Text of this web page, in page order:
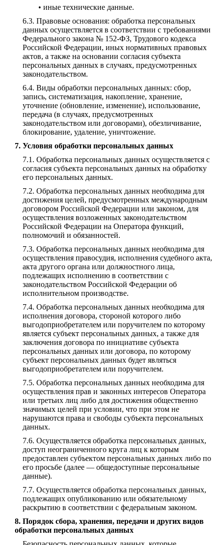
• иные технические данные.
Правовые основания: обработка персональных
данных осуществляется в соответствии с требованиями
Федерального закона № 152-ФЗ, Трудового кодекса
Российской Федерации, иных нормативных правовых
актов, а также на основании согласия субъекта
персональных данных в случаях, предусмотренных
законодательством.
Виды обработки персональных данных: сбор,
запись, систематизация, накопление, хранение,
уточнение (обновление, изменение), использование,
передача (в случаях, предусмотренных
законодательством или договорами), обезличивание,
блокирование, удаление, уничтожение.
Условия обработки персональных данных
Обработка персональных данных осуществляется с
согласия субъекта персональных данных на обработку
его персональных данных.
Обработка персональных данных необходима для
достижения целей, предусмотренных международным
договором Российской Федерации или законом, для
осуществления возложенных законодательством
Российской Федерации на Оператора функций,
полномочий и обязанностей.
Обработка персональных данных необходима для
осуществления правосудия, исполнения судебного акта,
акта другого органа или должностного лица,
подлежащих исполнению в соответствии с
законодательством Российской Федерации об
исполнительном производстве.
Обработка персональных данных необходима для
исполнения договора, стороной которого либо
выгодоприобретателем или поручителем по которому
является субъект персональных данных, а также для
заключения договора по инициативе субъекта
персональных данных или договора, по которому
субъект персональных данных будет являться
выгодоприобретателем или поручителем.
Обработка персональных данных необходима для
осуществления прав и законных интересов Оператора
или третьих лиц либо для достижения общественно
значимых целей при условии, что при этом не
нарушаются права и свободы субъекта персональных
данных.
Осуществляется обработка персональных данных,
доступ неограниченного круга лиц к которым
предоставлен субъектом персональных данных либо по
его просьбе (далее — общедоступные персональные
данные).
Осуществляется обработка персональных данных,
подлежащих опубликованию или обязательному
раскрытию в соответствии с федеральным законом.
Порядок сбора, хранения, передачи и других видов
обработки персональных данных